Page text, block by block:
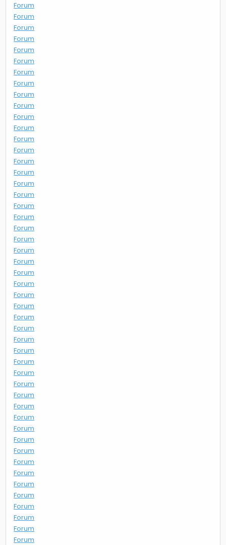
Forum
Forum
Forum
Forum
Forum
Forum
Forum
Forum
Forum
Forum
Forum
Forum
Forum
Forum
Forum
Forum
Forum
Forum
Forum
Forum
Forum
Forum
Forum
Forum
Forum
Forum
Forum
Forum
Forum
Forum
Forum
Forum
Forum
Forum
Forum
Forum
Forum
Forum
Forum
Forum
Forum
Forum
Forum
Forum
Forum
Forum
Forum
Forum
Forum